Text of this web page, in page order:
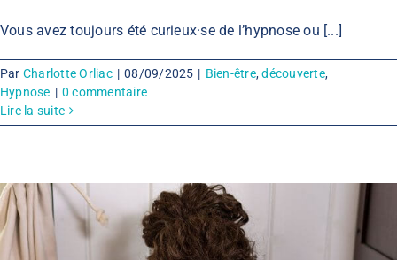
Vous avez toujours été curieux·se de l’hypnose ou [...]
Par Charlotte Orliac | 08/09/2025 | Bien-être,découverte,
Hypnose | 0 commentaire
Lire la suite